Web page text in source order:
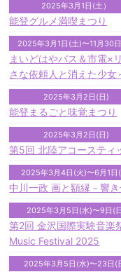
2025年3月1日(土）
能登グルメ満喫まつり
2025年3月1日(土)〜11月30
まいどはやバス＆市電×
さな依頼人と消えた少女
2025年3月2日(日)
能登まるごと味覚まつり
2025年3月2日(日)
第5回 北陸アコースティ
2025年3月4日(火)〜6月1日
中川一政 画と額縁－響
2025年3月5日(水)〜9日(
第2回 金沢国際実験音
Music Festival 2025
2025年3月5日(水)〜23日(